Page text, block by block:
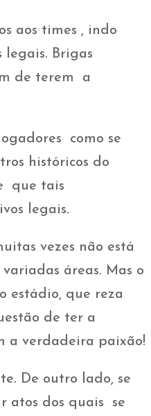
aos times , indo
Brigas
de terem a
como se
históricos do
que tais
legais.
vezes não está
áreas. Mas o
estádio, que reza
de ter a
a verdadeira paixão!
De outro lado, se
atos dos quais se